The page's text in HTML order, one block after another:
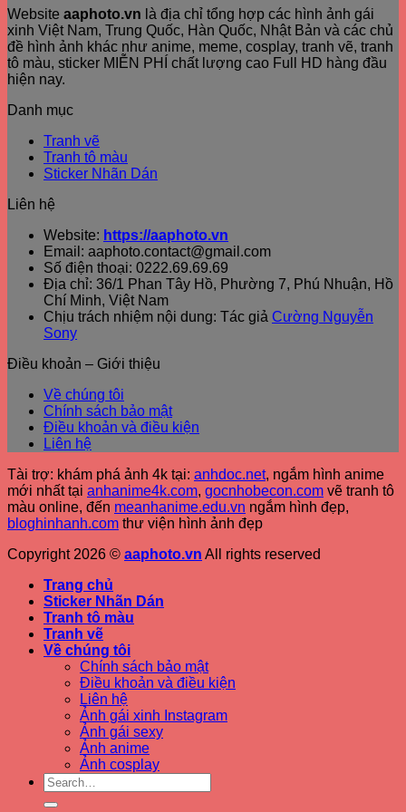
Website aaphoto.vn là địa chỉ tổng hợp các hình ảnh gái
xinh Việt Nam, Trung Quốc, Hàn Quốc, Nhật Bản và các chủ
đề hình ảnh khác như anime, meme, cosplay, tranh vẽ, tranh
tô màu, sticker MIỄN PHÍ chất lượng cao Full HD hàng đầu
hiện nay.
Danh mục
Tranh vẽ
Tranh tô màu
Sticker Nhãn Dán
Liên hệ
Website: https://aaphoto.vn
Email: aaphoto.contact@gmail.com
Số điện thoại: 0222.69.69.69
Địa chỉ: 36/1 Phan Tây Hồ, Phường 7, Phú Nhuận, Hồ
Chí Minh, Việt Nam
Chịu trách nhiệm nội dung: Tác giả Cường Nguyễn
Sony
Điều khoản – Giới thiệu
Về chúng tôi
Chính sách bảo mật
Điều khoản và điều kiện
Liên hệ
Tài trợ: khám phá ảnh 4k tại: anhdoc.net, ngắm hình anime
mới nhất tại anhanime4k.com, gocnhobecon.com vẽ tranh tô
màu online, đến meanhanime.edu.vn ngắm hình đẹp,
bloghinhanh.com thư viện hình ảnh đẹp
Copyright 2026 © aaphoto.vn All rights reserved
Trang chủ
Sticker Nhãn Dán
Tranh tô màu
Tranh vẽ
Về chúng tôi
Chính sách bảo mật
Điều khoản và điều kiện
Liên hệ
Ảnh gái xinh Instagram
Ảnh gái sexy
Ảnh anime
Ảnh cosplay